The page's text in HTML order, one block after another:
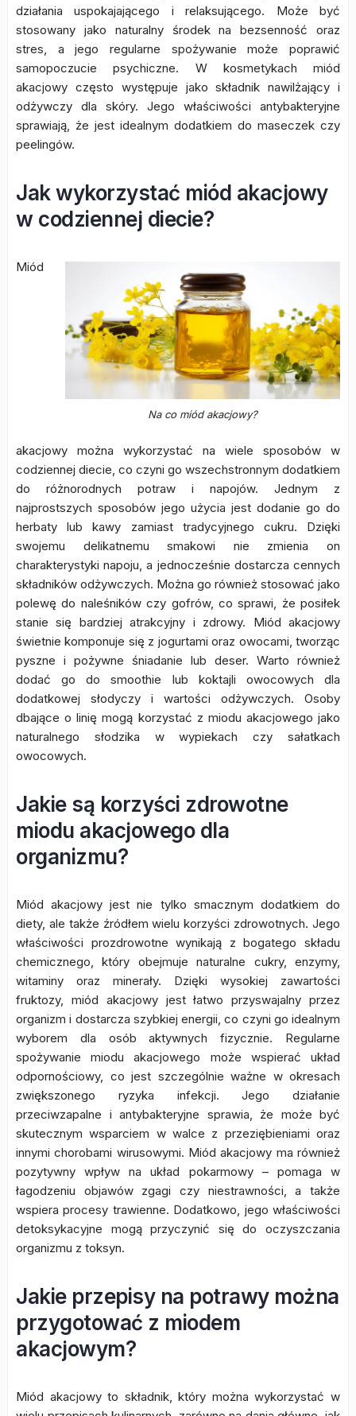
działania uspokajającego i relaksującego. Może być
stosowany jako naturalny środek na bezsenność oraz
stres, a jego regularne spożywanie może poprawić
samopoczucie psychiczne. W kosmetykach miód
akacjowy często występuje jako składnik nawilżający i
odżywczy dla skóry. Jego właściwości antybakteryjne
sprawiają, że jest idealnym dodatkiem do maseczek czy
peelingów.
Jak wykorzystać miód akacjowy
w codziennej diecie?
Na co miód akacjowy?
Miód
akacjowy można wykorzystać na wiele sposobów w
codziennej diecie, co czyni go wszechstronnym dodatkiem
do różnorodnych potraw i napojów. Jednym z
najprostszych sposobów jego użycia jest dodanie go do
herbaty lub kawy zamiast tradycyjnego cukru. Dzięki
swojemu delikatnemu smakowi nie zmienia on
charakterystyki napoju, a jednocześnie dostarcza cennych
składników odżywczych. Można go również stosować jako
polewę do naleśników czy gofrów, co sprawi, że posiłek
stanie się bardziej atrakcyjny i zdrowy. Miód akacjowy
świetnie komponuje się z jogurtami oraz owocami, tworząc
pyszne i pożywne śniadanie lub deser. Warto również
dodać go do smoothie lub koktajli owocowych dla
dodatkowej słodyczy i wartości odżywczych. Osoby
dbające o linię mogą korzystać z miodu akacjowego jako
naturalnego słodzika w wypiekach czy sałatkach
owocowych.
Jakie są korzyści zdrowotne
miodu akacjowego dla
organizmu?
Miód akacjowy jest nie tylko smacznym dodatkiem do
diety, ale także źródłem wielu korzyści zdrowotnych. Jego
właściwości prozdrowotne wynikają z bogatego składu
chemicznego, który obejmuje naturalne cukry, enzymy,
witaminy oraz minerały. Dzięki wysokiej zawartości
fruktozy, miód akacjowy jest łatwo przyswajalny przez
organizm i dostarcza szybkiej energii, co czyni go idealnym
wyborem dla osób aktywnych fizycznie. Regularne
spożywanie miodu akacjowego może wspierać układ
odpornościowy, co jest szczególnie ważne w okresach
zwiększonego ryzyka infekcji. Jego działanie
przeciwzapalne i antybakteryjne sprawia, że może być
skutecznym wsparciem w walce z przeziębieniami oraz
innymi chorobami wirusowymi. Miód akacjowy ma również
pozytywny wpływ na układ pokarmowy – pomaga w
łagodzeniu objawów zgagi czy niestrawności, a także
wspiera procesy trawienne. Dodatkowo, jego właściwości
detoksykacyjne mogą przyczynić się do oczyszczania
organizmu z toksyn.
Jakie przepisy na potrawy można
przygotować z miodem
akacjowym?
Miód akacjowy to składnik, który można wykorzystać w